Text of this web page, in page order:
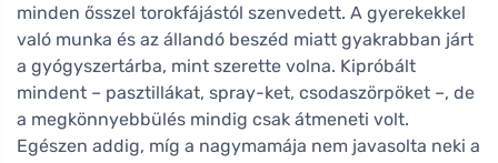
minden ősszel torokfájástól szenvedett. A gyerekekkel
való munka és az állandó beszéd miatt gyakrabban járt
a gyógyszertárba, mint szerette volna. Kipróbált
mindent – pasztillákat, spray-ket, csodaszörpöket –, de
a megkönnyebbülés mindig csak átmeneti volt.
Egészen addig, míg a nagymamája nem javasolta neki a